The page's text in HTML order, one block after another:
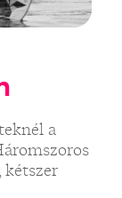
a
kétszer